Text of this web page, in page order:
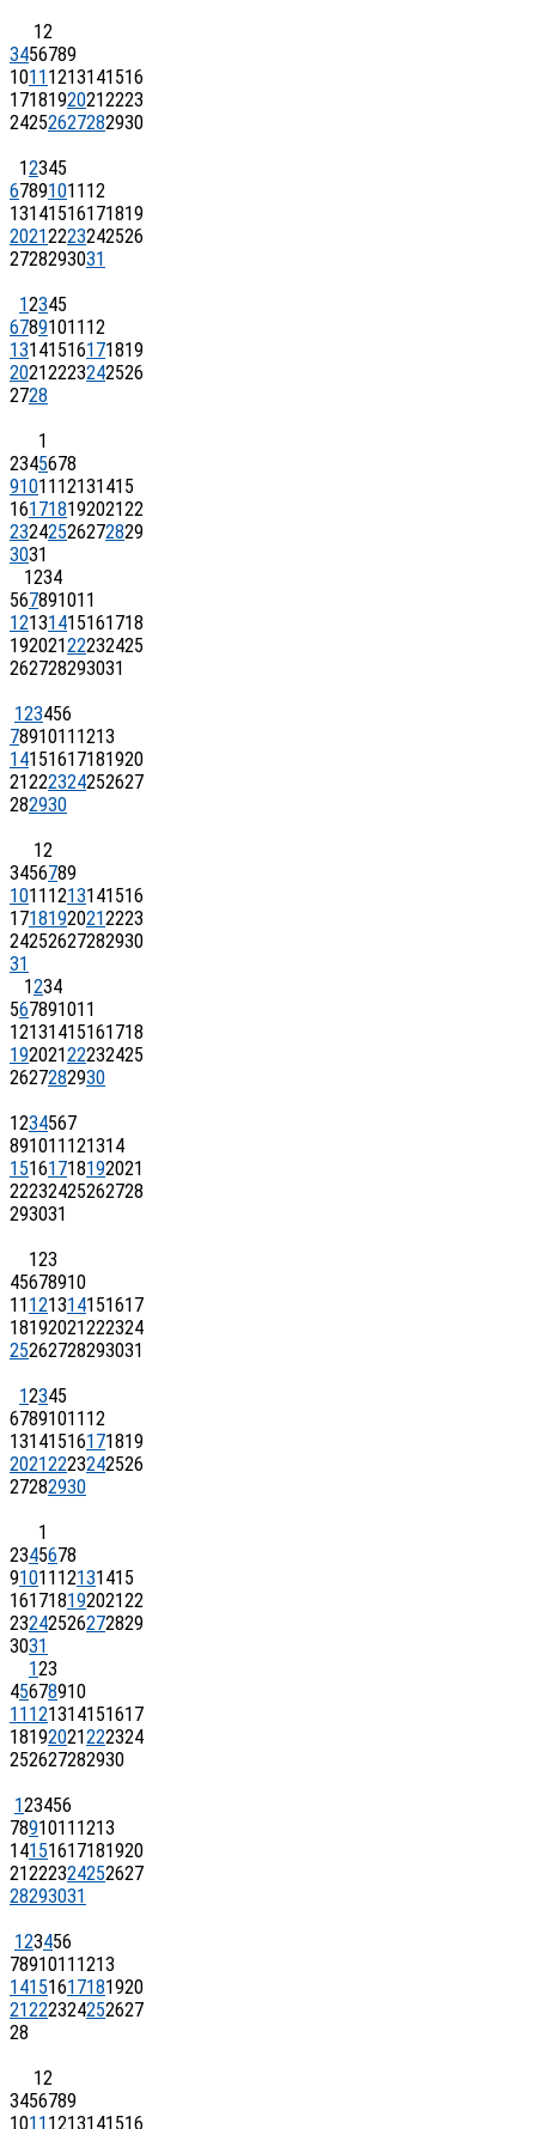
12
3456789
1011 1213141516
17181920212223
24252627282930
12345
67891011 12
13141516171819
20212223242526
2728293031
12345
67891011 12
13141516171819
20212223242526
2728
1
2345678
91011 12131415
16171819202122
23242526272829
3031
1234
567891011
12131415161718
19202122232425
262728293031
123456
7891011 1213
14151617181920
21222324252627
282930
12
3456789
1011 1213141516
17181920212223
24252627282930
31
1234
567891011
12131415161718
19202122232425
2627282930
1234567
891011 121314
15161718192021
22232425262728
293031
123
45678910
11 121314151617
18192021222324
25262728293031
12345
67891011 12
13141516171819
20212223242526
27282930
1
2345678
91011 12131415
16171819202122
23242526272829
3031
123
45678910
11 121314151617
18192021222324
252627282930
123456
7891011 1213
14151617181920
21222324252627
28293031
123456
7891011 1213
14151617181920
21222324252627
28
12
3456789
1011 1213141516